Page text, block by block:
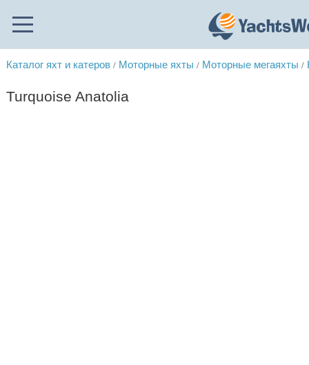
Каталог яхт и катеров / Моторные яхты / Моторные мегаяхты /
Turquoise Anatolia